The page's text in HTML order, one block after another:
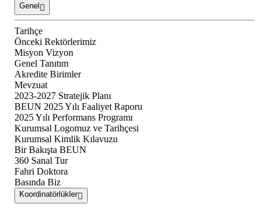
Genel
Tarihçe
Önceki Rektörlerimiz
Misyon Vizyon
Genel Tanıtım
Akredite Birimler
Mevzuat
2023-2027 Stratejik Planı
BEUN 2025 Yılı Faaliyet Raporu
2025 Yılı Performans Programı
Kurumsal Logomuz ve Tarihçesi
Kurumsal Kimlik Kılavuzu
Bir Bakışta BEUN
360 Sanal Tur
Fahri Doktora
Basında Biz
Koordinatörlükler